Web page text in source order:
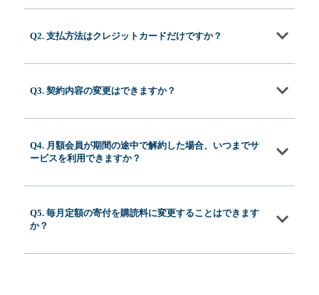
Q2. 支払方法はクレジットカードだけですか？
Q3. 契約内容の変更はできますか？
Q4. 月額会員が期間の途中で解約した場合、いつまでサ
ービスを利用できますか？
Q5. 毎月定額の寄付を購読料に変更することはできます
か？